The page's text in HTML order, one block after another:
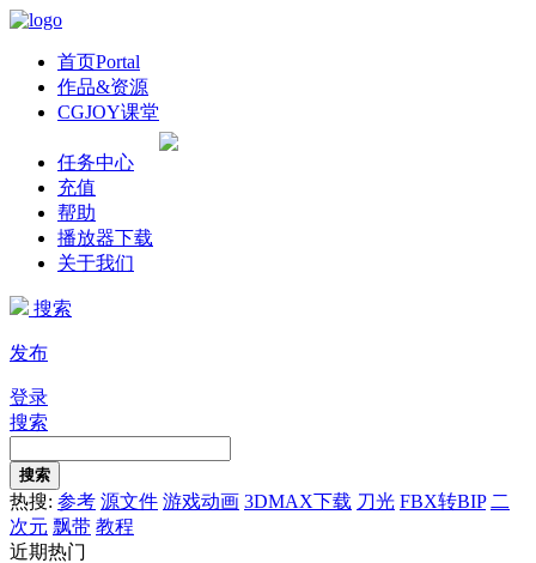
首页Portal
作品&资源
CGJOY课堂
任务中心
充值
帮助
播放器下载
关于我们
搜索
发布
登录
搜索
搜索
热搜: 参考 源文件 游戏动画 3DMAX下载 刀光 FBX转BIP 二
次元 飘带 教程
近期热门